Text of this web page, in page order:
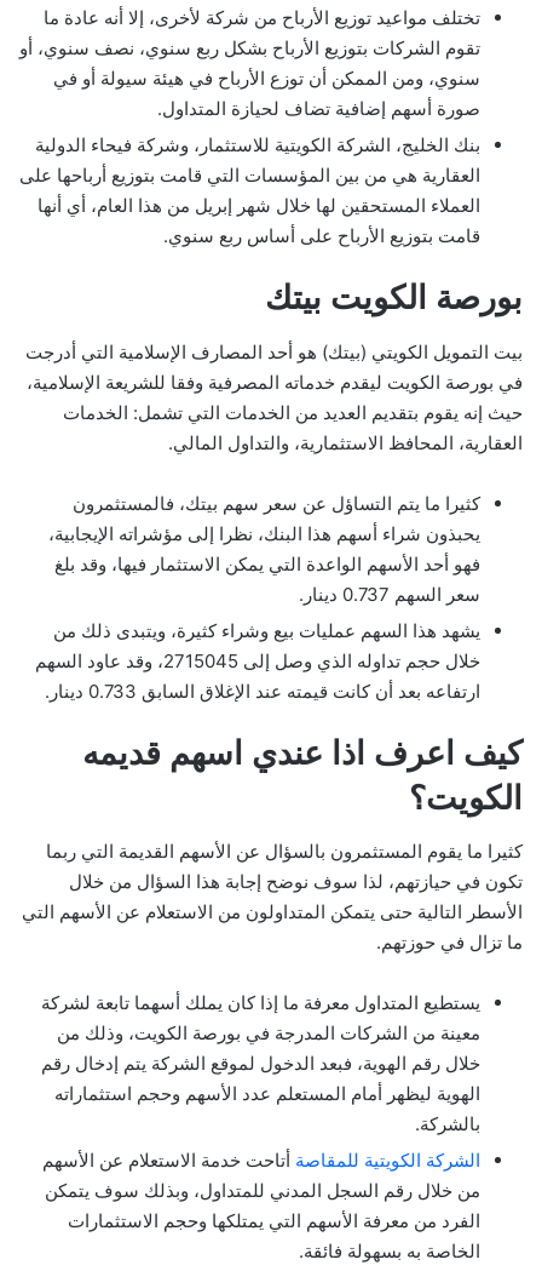
تختلف مواعيد توزيع الأرباح من شركة لأخرى، إلا أنه عادة ما
تقوم الشركات بتوزيع الأرباح بشكل ربع سنوي، نصف سنوي، أو
سنوي، ومن الممكن أن توزع الأرباح في هيئة سيولة أو في
صورة أسهم إضافية تضاف لحيازة المتداول.
بنك الخليج، الشركة الكويتية للاستثمار، وشركة فيحاء الدولية
العقارية هي من بين المؤسسات التي قامت بتوزيع أرباحها على
العملاء المستحقين لها خلال شهر إبريل من هذا العام، أي أنها
قامت بتوزيع الأرباح على أساس ربع سنوي.
بورصة الكويت بيتك
بيت التمويل الكويتي (بيتك) هو أحد المصارف الإسلامية التي أدرجت
في بورصة الكويت ليقدم خدماته المصرفية وفقا للشريعة الإسلامية،
حيث إنه يقوم بتقديم العديد من الخدمات التي تشمل: الخدمات
العقارية، المحافظ الاستثمارية، والتداول المالي.
كثيرا ما يتم التساؤل عن سعر سهم بيتك، فالمستثمرون
يحبذون شراء أسهم هذا البنك، نظرا إلى مؤشراته الإيجابية،
فهو أحد الأسهم الواعدة التي يمكن الاستثمار فيها، وقد بلغ
سعر السهم 0.737 دينار.
يشهد هذا السهم عمليات بيع وشراء كثيرة، ويتبدى ذلك من
خلال حجم تداوله الذي وصل إلى 2715045، وقد عاود السهم
ارتفاعه بعد أن كانت قيمته عند الإغلاق السابق 0.733 دينار.
كيف اعرف اذا عندي اسهم قديمه
الكويت؟
كثيرا ما يقوم المستثمرون بالسؤال عن الأسهم القديمة التي ربما
تكون في حيازتهم، لذا سوف نوضح إجابة هذا السؤال من خلال
الأسطر التالية حتى يتمكن المتداولون من الاستعلام عن الأسهم التي
ما تزال في حوزتهم.
يستطيع المتداول معرفة ما إذا كان يملك أسهما تابعة لشركة
معينة من الشركات المدرجة في بورصة الكويت، وذلك من
خلال رقم الهوية، فبعد الدخول لموقع الشركة يتم إدخال رقم
الهوية ليظهر أمام المستعلم عدد الأسهم وحجم استثماراته
بالشركة.
الشركة الكويتية للمقاصة أتاحت خدمة الاستعلام عن الأسهم
من خلال رقم السجل المدني للمتداول، وبذلك سوف يتمكن
الفرد من معرفة الأسهم التي يمتلكها وحجم الاستثمارات
الخاصة به بسهولة فائقة.